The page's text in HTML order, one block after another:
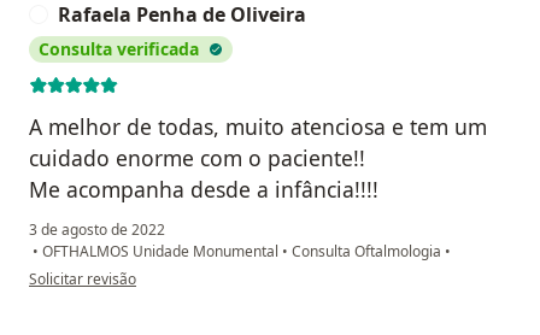
Rafaela Penha de Oliveira
Consulta verificada
A melhor de todas, muito atenciosa e tem um
cuidado enorme com o paciente!!
Me acompanha desde a infância!!!!
3 de agosto de 2022
• OFTHALMOS Unidade Monumental • Consulta Oftalmologia •
na opinião do utilizador Rafaela Penha de Oliveira
Solicitar revisão